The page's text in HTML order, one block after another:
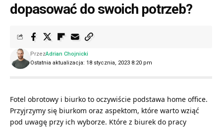
dopasować do swoich potrzeb?
Ostatnia aktualizacja: 18 stycznia, 2023 8:20 pm
PrzezAdrian Chojnicki
Fotel obrotowy i biurko to oczywiście podstawa home office.
Przyjrzymy się biurkom oraz aspektom, które warto wziąć
pod uwagę przy ich wyborze. Które z biurek do pracy